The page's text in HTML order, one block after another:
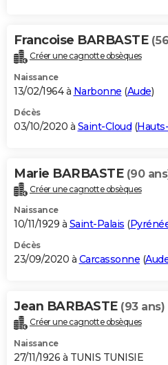
Francoise BARBASTE
Créer une cagnotte obsèques
Naissance
13/02/1964 à Narbonne (Aude)
Décès
03/10/2020 à Saint-Cloud (
Marie BARBASTE (90
Créer une cagnotte obsèques
Naissance
10/11/1929 à Saint-Palais (
Décès
23/09/2020 à Carcassonne (
Jean BARBASTE (93 ans)
Créer une cagnotte obsèques
Naissance
27/11/1926 à TUNIS TUNISIE